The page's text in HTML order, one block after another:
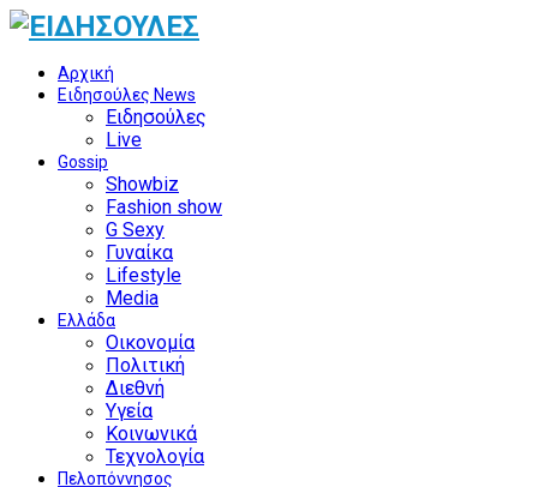
Αρχική
Ειδησούλες News
Ειδησούλες
Live
Gossip
Showbiz
Fashion show
G Sexy
Γυναίκα
Lifestyle
Media
Ελλάδα
Οικονομία
Πολιτική
Διεθνή
Υγεία
Κοινωνικά
Τεχνολογία
Πελοπόννησος